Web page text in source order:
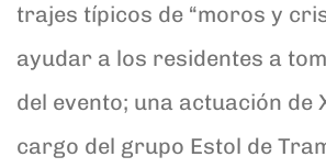
trajes típicos de “moros y
ayudar a los residentes a
del evento; una actuación de
cargo del grupo Estol de